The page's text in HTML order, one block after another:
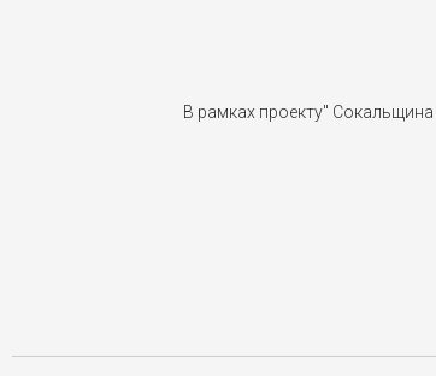
В рамках проекту" Сокальщина